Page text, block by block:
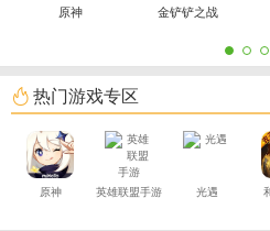
原神 金铲铲之战
热门游戏专区
原神 英雄联盟手游 光遇